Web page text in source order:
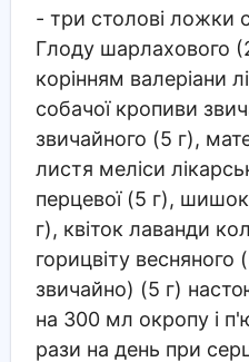
- три столові ложки
Глоду шарлахового
корінням валеріани
собачої кропиви
звичайного (5 г),
листя меліси
перцевої (5 г),
г), квіток лаванди
горицвіту весняного
звичайно) (5 г)
на 300 мл окропу і
рази на день при